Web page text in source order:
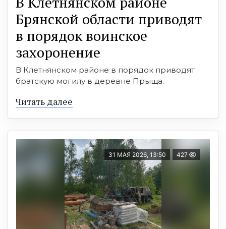
Брянской области приводят
в порядок воинское
захоронение
В Клетнянском районе в порядок приводят
братскую могилу в деревне Прыща.
Читать далее
31 МАЯ 2026, 13:50 427